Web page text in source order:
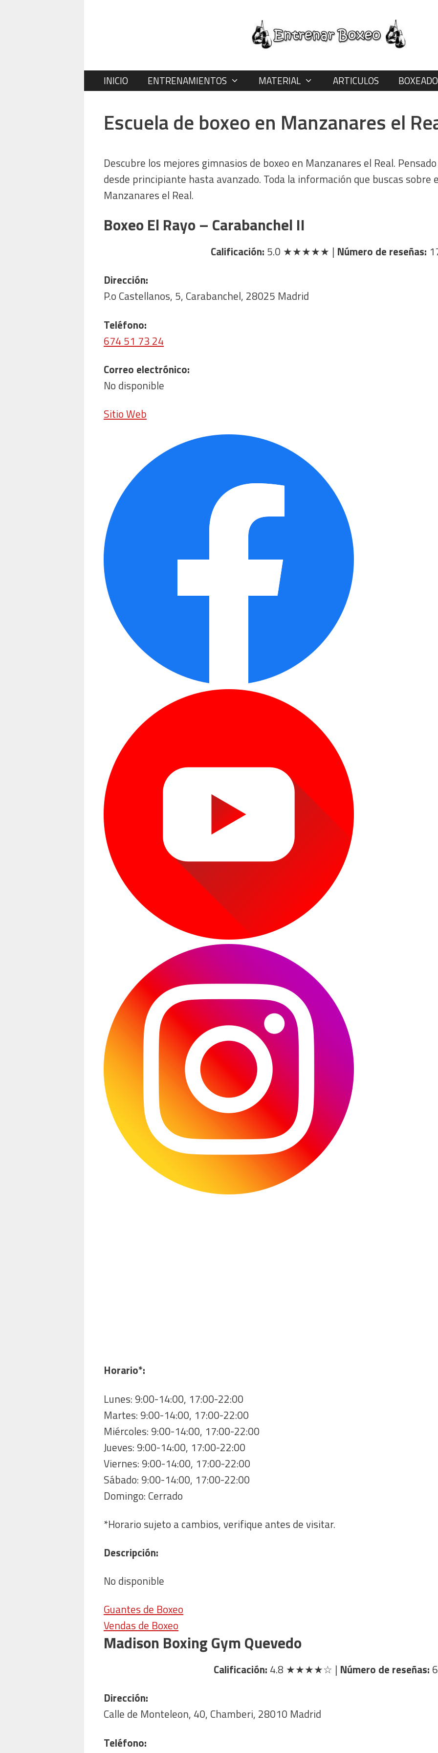
INICIO ENTRENAMIENTOS MATERIAL ARTICULOS
Escuela de boxeo en Manzanares el
Descubre los mejores gimnasios de boxeo en Manzanares el Real.
desde principiante hasta avanzado. Toda la información que buscas sobre
Manzanares el Real.
Boxeo El Rayo – Carabanchel II
Calificación: 5.0 ★★★★★ | Número de reseñas:
Dirección:
P.o Castellanos, 5, Carabanchel, 28025 Madrid
Teléfono:
674 51 73 24
Correo electrónico:
No disponible
Sitio Web
Horario*:
Lunes: 9:00-14:00, 17:00-22:00
Martes: 9:00-14:00, 17:00-22:00
Miércoles: 9:00-14:00, 17:00-22:00
Jueves: 9:00-14:00, 17:00-22:00
Viernes: 9:00-14:00, 17:00-22:00
Sábado: 9:00-14:00, 17:00-22:00
Domingo: Cerrado
*Horario sujeto a cambios, verifique antes de visitar.
Descripción:
No disponible
Guantes de Boxeo
Vendas de Boxeo
Madison Boxing Gym Quevedo
Calificación: 4.8 ★★★★☆ | Número de reseñas:
Dirección:
Calle de Monteleon, 40, Chamberi, 28010 Madrid
Teléfono: